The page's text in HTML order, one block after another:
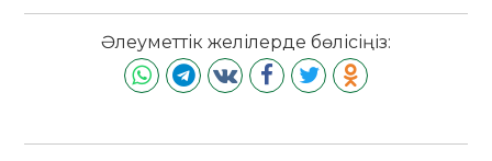
Әлеуметтік желілерде бөлісіңіз: